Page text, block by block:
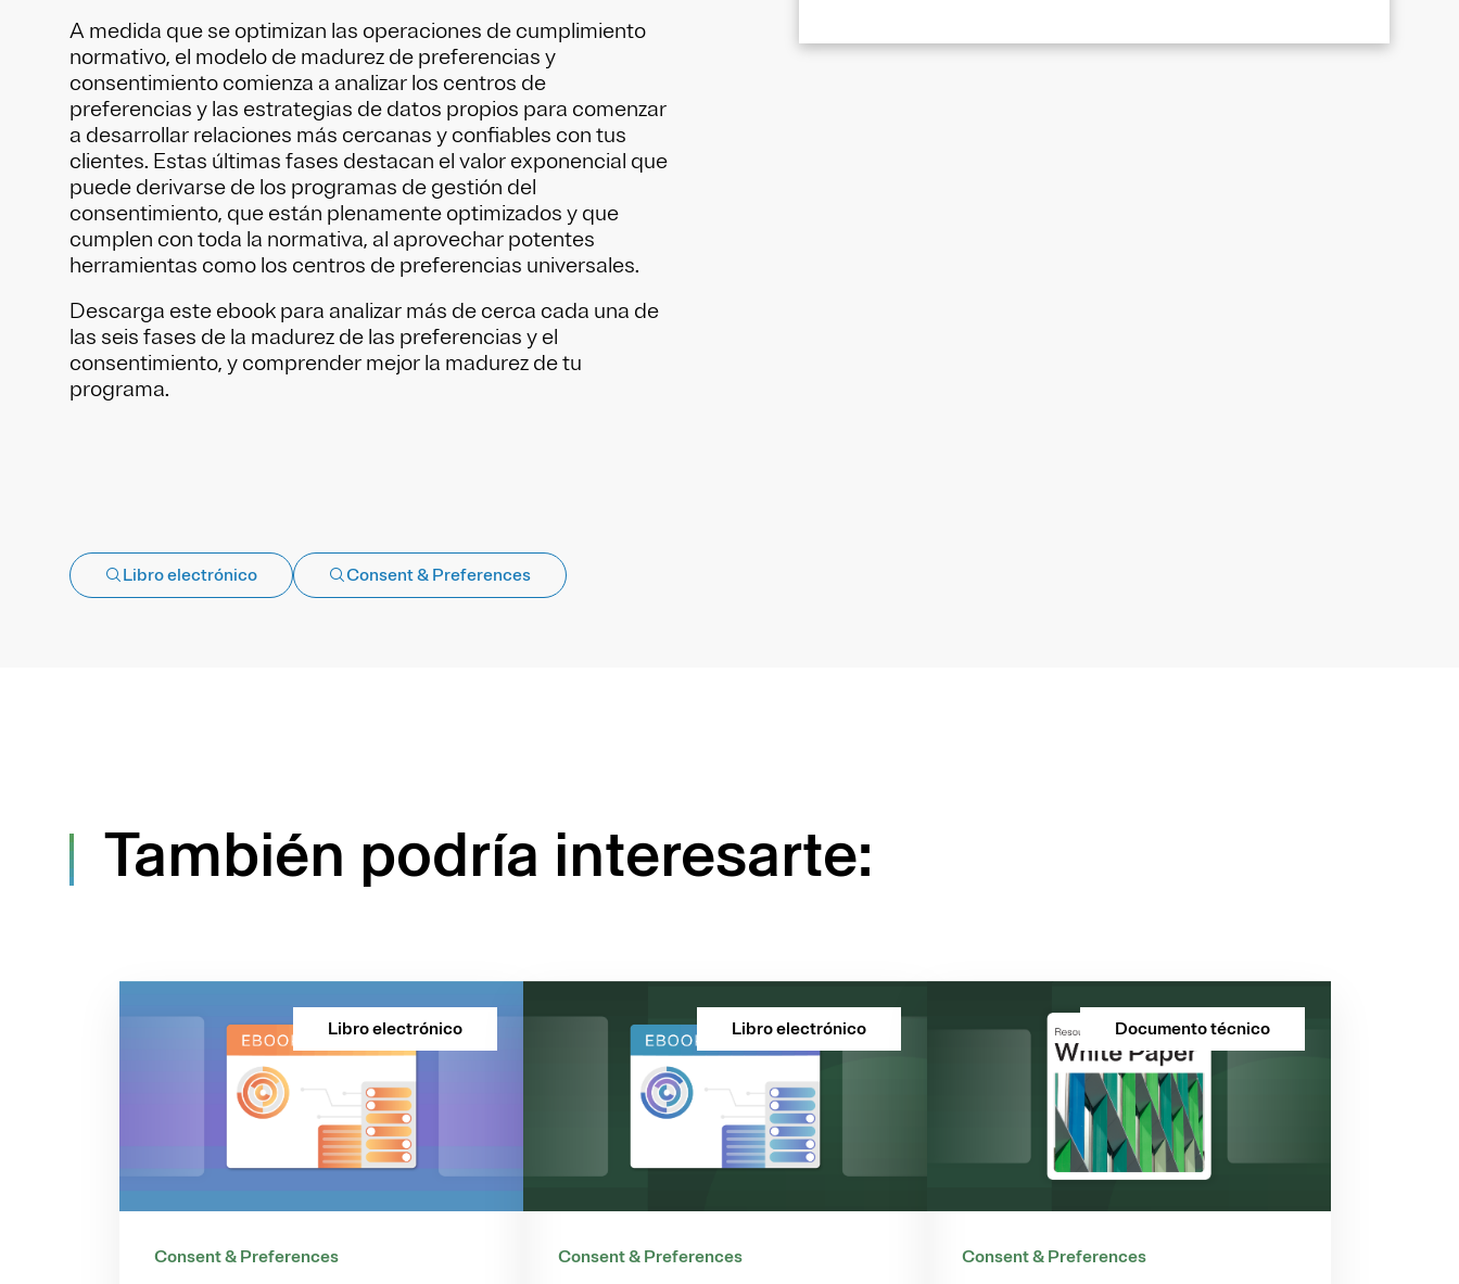
A medida que se optimizan las operaciones de cumplimiento
normativo, el modelo de madurez de preferencias y
consentimiento comienza a analizar los centros de
preferencias y las estrategias de datos propios para comenzar
a desarrollar relaciones más cercanas y confiables con tus
clientes. Estas últimas fases destacan el valor exponencial que
puede derivarse de los programas de gestión del
consentimiento, que están plenamente optimizados y que
cumplen con toda la normativa, al aprovechar potentes
herramientas como los centros de preferencias universales.
Descarga este ebook para analizar más de cerca cada una de
las seis fases de la madurez de las preferencias y el
consentimiento, y comprender mejor la madurez de tu
programa.
Libro electrónico Consent & Preferences
También podría interesarte:
Libro electrónico
Consent & Preferences
Libro electrónico
Consent & Preferences
Documento técnico
Consent & Preferences